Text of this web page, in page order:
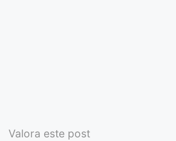
Valora este post